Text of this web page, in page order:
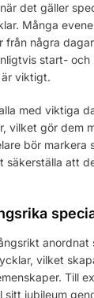
det gäller
Många
några
start-
viktigt.
med viktiga
vilket gör dem
bör markera
säkerställa att
anordnat
vilket
Till
jubileum